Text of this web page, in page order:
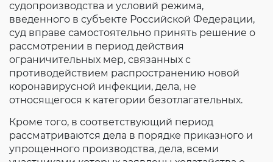
судопроизводства и условий режима,
введенного в субъекте Российской Федерации,
суд вправе самостоятельно принять решение о
рассмотрении в период действия
ограничительных мер, связанных с
противодействием распространению новой
коронавирусной инфекции, дела, не
относящегося к категории безотлагательных.
Кроме того, в соответствующий период
рассматриваются дела в порядке приказного и
упрощенного производства, дела, всеми